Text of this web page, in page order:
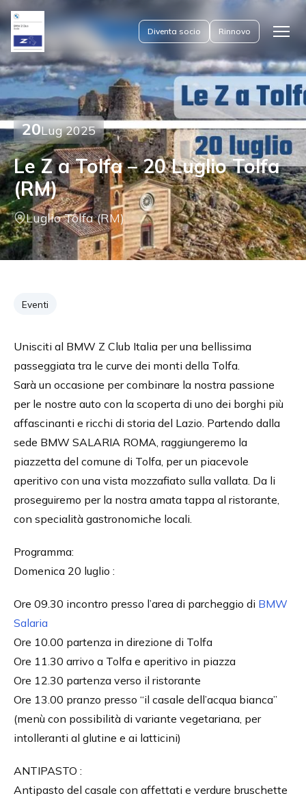
Apri
menu
Diventa socio Rinnovo
20Lug 2025
Le Z a Tolfa – 20 Luglio Tolfa
(RM)
Luglio Tolfa (RM)
Eventi
Unisciti al BMW Z Club Italia per una bellissima
passeggiata tra le curve dei monti della Tolfa.
Sarà un occasione per combinare la nostra passione
per le nostre auto con la scoperta di uno dei borghi più
affascinanti e ricchi di storia del Lazio. Partendo dalla
sede BMW SALARIA ROMA, raggiungeremo la
piazzetta del comune di Tolfa, per un piacevole
aperitivo con una vista mozzafiato sulla vallata. Da li
proseguiremo per la nostra amata tappa al ristorante,
con specialità gastronomiche locali.
Programma:
Domenica 20 luglio :
Ore 09.30 incontro presso l’area di parcheggio di BMW
Salaria
Ore 10.00 partenza in direzione di Tolfa
Ore 11.30 arrivo a Tolfa e aperitivo in piazza
Ore 12.30 partenza verso il ristorante
Ore 13.00 pranzo presso “il casale dell’acqua bianca”
(menù con possibilità di variante vegetariana, per
intolleranti al glutine e ai latticini)
ANTIPASTO :
Antipasto del casale con affettati e verdure bruschette